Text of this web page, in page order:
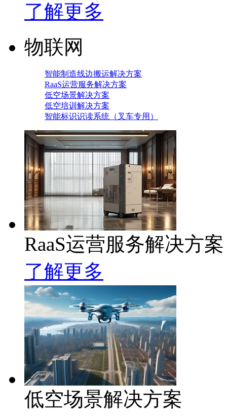
了解更多
物联网
智能制造线边搬运解决方案
RaaS运营服务解决方案
低空场景解决方案
低空培训解决方案
智能标识识读系统（叉车专用）
RaaS运营服务解决方案
了解更多
低空场景解决方案